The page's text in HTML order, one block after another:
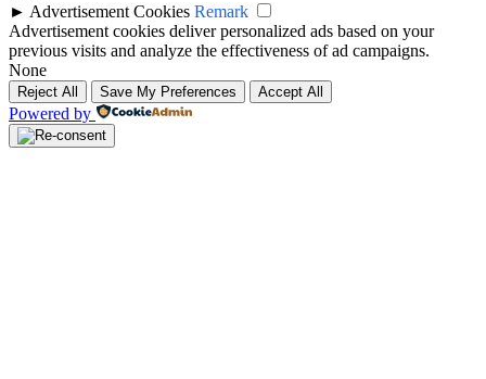
► Advertisement Cookies Remark
Advertisement cookies deliver personalized ads based on your
previous visits and analyze the effectiveness of ad campaigns.
None
Reject All Save My Preferences Accept All
Powered by